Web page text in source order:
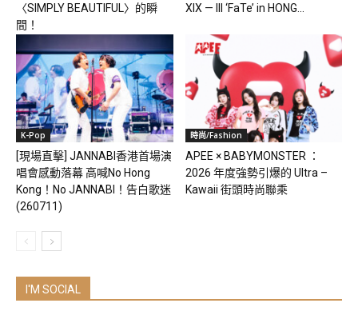
〈SIMPLY BEAUTIFUL〉的瞬
間！
XIX — III ‘FaTe’ in HONG...
K-Pop
[現場直擊] JANNABI香港首場演
唱會感動落幕 高喊No Hong
Kong！No JANNABI！告白歌迷
(260711)
時尚/Fashion
APEE × BABYMONSTER ：
2026 年度強勢引爆的 Ultra –
Kawaii 街頭時尚聯乘
I'M SOCIAL